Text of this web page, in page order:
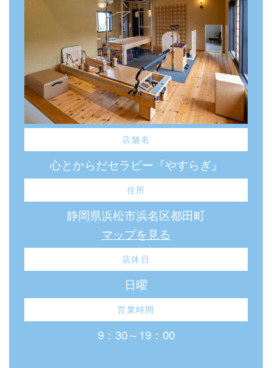
店舗名
心とからだセラピー『やすらぎ』
住所
静岡県浜松市浜名区都田町
マップを見る
店休日
日曜
営業時間
9：30～19：00